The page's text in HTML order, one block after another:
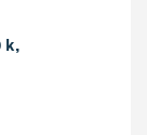
k,